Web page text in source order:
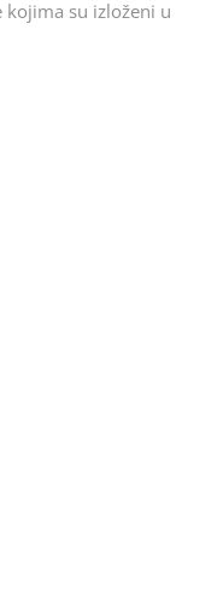
kojima su izloženi u